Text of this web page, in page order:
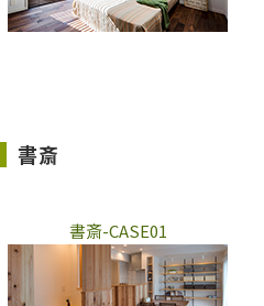
書斎
書斎-CASE01